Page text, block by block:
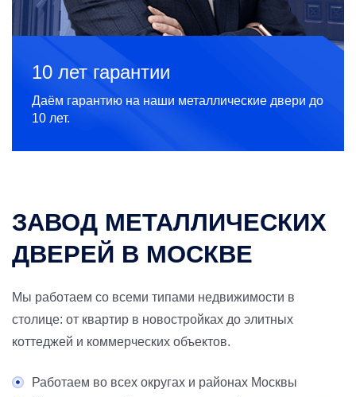
10 лет гарантии
Даём гарантию на наши металлические двери до
10 лет.
ЗАВОД МЕТАЛЛИЧЕСКИХ
ДВЕРЕЙ В МОСКВЕ
Мы работаем со всеми типами недвижимости в
столице: от квартир в новостройках до элитных
коттеджей и коммерческих объектов.
Работаем во всех округах и районах Москвы